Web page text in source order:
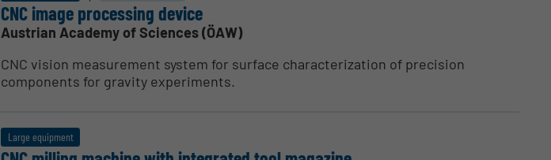
CNC image processing device
Austrian Academy of Sciences (ÖAW)
CNC vision measurement system for surface characterization of precision
components for gravity experiments.
Large equipment